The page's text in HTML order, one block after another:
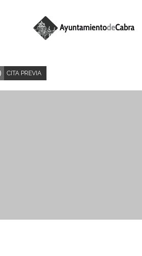
CITA PREVIA